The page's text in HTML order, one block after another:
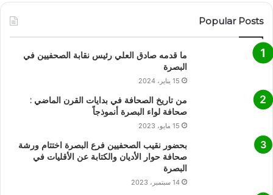
Popular Posts
ما قدمه صادق العلي رئيس نقابة الصحفيين في
البصرة
15 يناير، 2024
من تاريخ الصحافة في بدايات القرن الماضي :
صحافة لواء البصرة أنموذجاً
15 مايو، 2023
بحضور نقيب الصحفيين فرع البصرة اختتام ورشة
صحافة حوار الأديان والكتابة عن الأقليات في
البصرة
14 سبتمبر، 2023